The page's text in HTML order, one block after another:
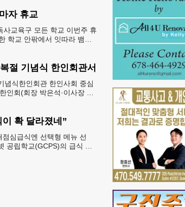
자 휴교
교육구 모든 학교 이번주 휴
학교 안팎에서 잇따라 뱀들
절 기념식 한인회관서
념식한인회관 한인사회 중심
인회(회장 박은석·이사장 강
확 달라졌네”
심급식엔 선택형 메뉴 선
공립학교(GCPS)의 급식 메